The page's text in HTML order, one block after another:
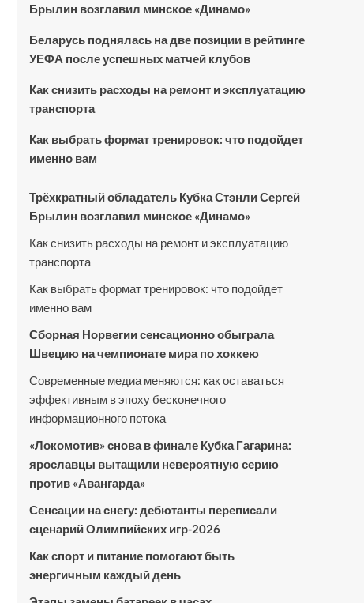
Брылин возглавил минское «Динамо»
Беларусь поднялась на две позиции в рейтинге
УЕФА после успешных матчей клубов
Как снизить расходы на ремонт и эксплуатацию
транспорта
Как выбрать формат тренировок: что подойдет
именно вам
Трёхкратный обладатель Кубка Стэнли Сергей
Брылин возглавил минское «Динамо»
Как снизить расходы на ремонт и эксплуатацию
транспорта
Как выбрать формат тренировок: что подойдет
именно вам
Сборная Норвегии сенсационно обыграла
Швецию на чемпионате мира по хоккею
Современные медиа меняются: как оставаться
эффективным в эпоху бесконечного
информационного потока
«Локомотив» снова в финале Кубка Гагарина:
ярославцы вытащили невероятную серию
против «Авангарда»
Сенсации на снегу: дебютанты переписали
сценарий Олимпийских игр-2026
Как спорт и питание помогают быть
энергичным каждый день